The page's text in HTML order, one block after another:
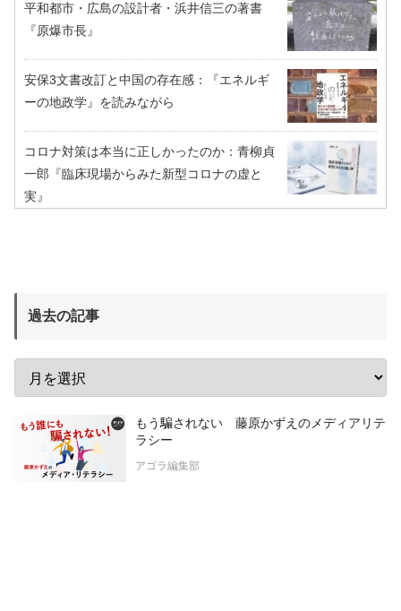
平和都市・広島の設計者・浜井信三の著書
『原爆市長』
安保3文書改訂と中国の存在感：『エネルギ
ーの地政学』を読みながら
コロナ対策は本当に正しかったのか：青柳貞
一郎『臨床現場からみた新型コロナの虚と
実』
過去の記事
もう騙されない 藤原かずえのメディアリテ
ラシー
アゴラ編集部